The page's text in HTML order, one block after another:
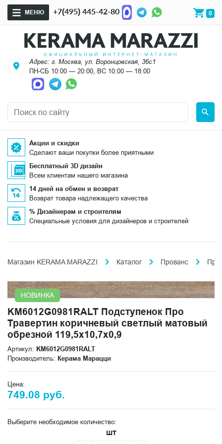
МЕНЮ +7(495) 445-42-80 0
Адрес: г. Москва, ул. Воронцовская, 36с1
ПН-СБ 10:00 — 20:00, ВС 10:00 — 18:00
Акции и скидки
Сделают ваши покупки более приятными
Бесплатный 3D дизайн
Всем клиентам нашего магазина
14 дней на обмен и возврат
Возврат товара надлежащего качества
% Дизайнерам и строителям
Специальные условия для дизайнеров и строителей
Магазин KERAMA MARAZZI Каталог Прованс Про
НОВИНКА
KM6012G0981RALT Подступенок Про
Травертин коричневый светлый матовый
обрезной 119,5x10,7x0,9
Артикул: KM6012G0981RALT
Производитель: Керама Марацци
Цена:
749.08 руб.
Выберите необходимое количество:
шт